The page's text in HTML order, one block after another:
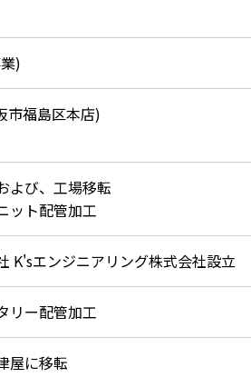
)
市福島区本店)
よび、工場移転
ット配管加工
K'sエンジニアリング株式会社設立
リー配管加工
屋に移転